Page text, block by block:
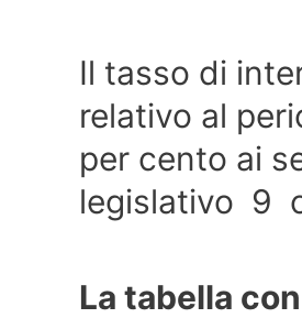
Il tasso di
relativo al
per cento ai
legislativo 9
La tabella